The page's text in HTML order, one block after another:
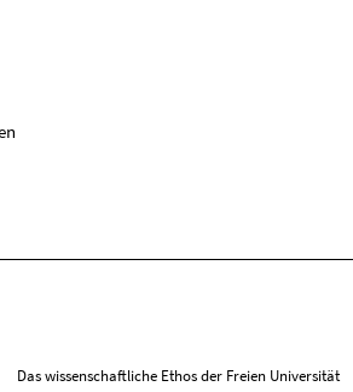
Das wissenschaftliche Ethos der Freien Universität